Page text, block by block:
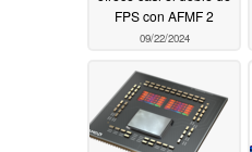
FPS con AFMF 2
09/22/2024